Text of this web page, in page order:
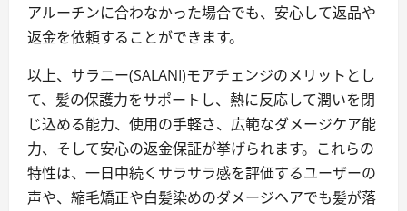
アルーチンに合わなかった場合でも、安心して返品や
返金を依頼することができます。
以上、サラニー(SALANI)モアチェンジのメリットとし
て、髪の保護力をサポートし、熱に反応して潤いを閉
じ込める能力、使用の手軽さ、広範なダメージケア能
力、そして安心の返金保証が挙げられます。これらの
特性は、一日中続くサラサラ感を評価するユーザーの
声や、縮毛矯正や白髪染めのダメージヘアでも髪が落